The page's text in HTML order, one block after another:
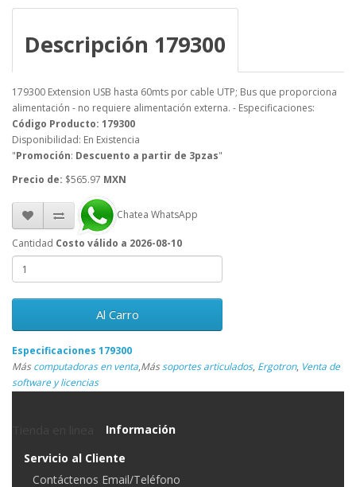
Descripción 179300
179300 Extension USB hasta 60mts por cable UTP; Bus que proporciona
alimentación - no requiere alimentación externa. - Especificaciones:
Código Producto: 179300
Disponibilidad: En Existencia
"Promoción: Descuento a partir de 3pzas"
Precio de: $565.97 MXN
Chatea WhatsApp
Cantidad Costo válido a 2026-08-10
Al Carro
Especificaciones 179300
Máscomputadoras en venta,Mássoportes articulados, Ergotron, Venta de
software y licencias
Información
Servicio al Cliente
Contáctenos Email/Teléfono